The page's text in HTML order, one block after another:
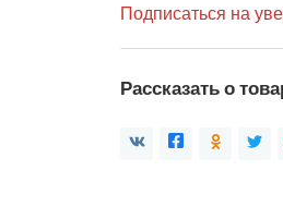
Подписаться на
Рассказать о